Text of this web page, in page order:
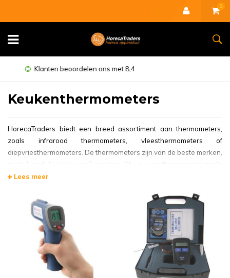
0
Minimaal 1 jaar garantie
Keukenthermometers
HorecaTraders biedt een breed assortiment aan thermometers,
zoals infrarood thermometers, vleesthermometers of
diepvriesthermometers. De thermometers zijn van de beste merken,
zoals Hendi, Hygiplas en Bartscher. Of u nu een thermometer zoekt
voor uw slagerij, horeca gelegenheid of voor thuisgebruik,
Digitale thermometers voor vlees
en diepvries
Hygiplas Vleesthermometer Professioneelweet u zeker dat
u altijd de juiste vleestemperatuur kunt meten. Deze Hygiplas
thermometer heeft een temperatuurbereik van 0°C tot +300°C. Om
de temperatuur van diepvries- en koelkast producten te meten, is de
Lees meer